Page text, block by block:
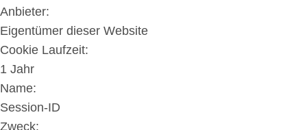
Anbieter:
Eigentümer dieser Website
Cookie Laufzeit:
1 Jahr
Name:
Session-ID
Zweck: